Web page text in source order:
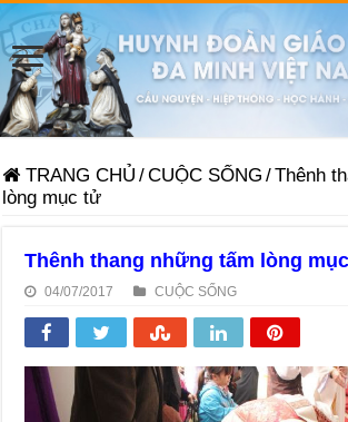
TRANG CHỦ /CUỘC SỐNG /Thênh
lòng mục tử
Thênh thang những tấm lòng
04/07/2017 CUỘC SỐNG